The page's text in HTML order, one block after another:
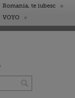
Romania, te iubesc
VOYO